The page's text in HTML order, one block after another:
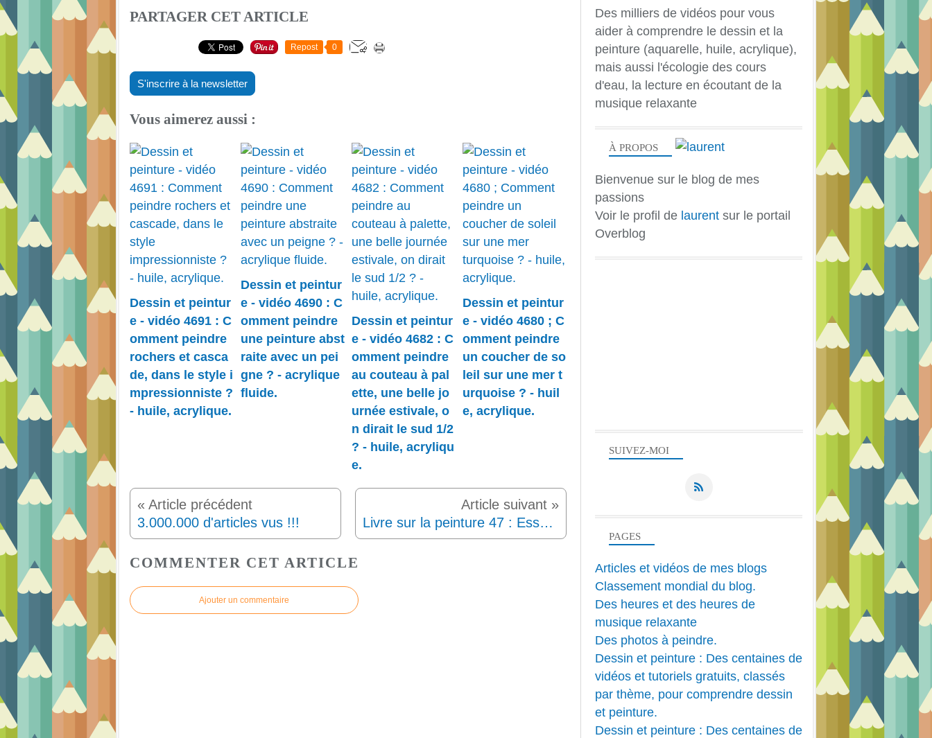
PARTAGER CET ARTICLE
Repost 0
S'inscrire à la newsletter
Vous aimerez aussi :
Dessin et peintur
e - vidéo 4691 : C
omment peindre
rochers et casca
de, dans le style i
mpressionniste ?
- huile, acrylique.
Dessin et peintur
e - vidéo 4690 : C
omment peindre
une peinture abst
raite avec un pei
gne ? - acrylique
fluide.
Dessin et peintur
e - vidéo 4682 : C
omment peindre
au couteau à pal
ette, une belle jo
urnée estivale, o
n dirait le sud 1/2
? - huile, acryliqu
e.
Dessin et peintur
e - vidéo 4680 ; C
omment peindre
un coucher de so
leil sur une mer t
urquoise ? - huil
e, acrylique.
3.000.000 d'articles vus !!! Livre sur la peinture 47 : Essai des principes fondamentaux de la peinture
COMMENTER CET ARTICLE
Ajouter un commentaire
SUIVEZ-MOI
Des milliers de vidéos pour vous
aider à comprendre le dessin et la
peinture (aquarelle, huile, acrylique),
mais aussi l'écologie des cours
d'eau, la lecture en écoutant de la
musique relaxante
À PROPOS
Bienvenue sur le blog de mes
passions
Voir le profil de laurent sur le portail
Overblog
PAGES
Articles et vidéos de mes blogs
Classement mondial du blog.
Des heures et des heures de
musique relaxante
Des photos à peindre.
Dessin et peinture : Des centaines de
vidéos et tutoriels gratuits, classés
par thème, pour comprendre dessin
et peinture.
Dessin et peinture : Des centaines de